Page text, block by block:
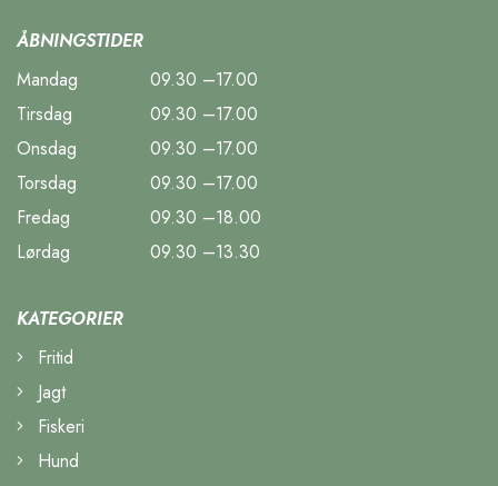
ÅBNINGSTIDER
Mandag
09.30 –17.00
Tirsdag
09.30 –17.00
Onsdag
09.30 –17.00
Torsdag
09.30 –17.00
Fredag
09.30 –18.00
Lørdag
09.30 –13.30
KATEGORIER
Fritid
Jagt
Fiskeri
Hund